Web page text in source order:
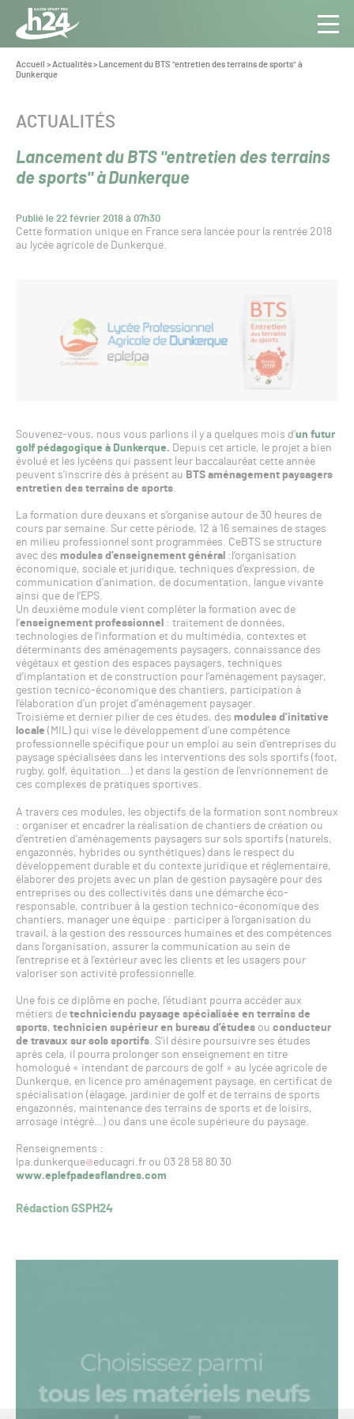
Panneau de gestion des cookies
Aller au contenu
Toute
l’info
du Gazon
Vous
êtes
Accueil >Actualités>
Lancement du BTS "entretien des terrains de sports" à
Dunkerque
Lancement du BTS "entretien des terrains
de sports" à Dunkerque
Publié le 22 février 2018 à 07h30
CATÉGORIE :
ACTUALITÉS
Cette formation unique en France sera lancée pour la rentrée 2018
au lycée agricole de Dunkerque.
Souvenez-vous, nous vous parlions il y a quelques mois d’un futur
golf pédagogique à Dunkerque. Depuis cet article, le projet a bien
évolué et les lycéens qui passent leur baccalauréat cette année
peuvent s’inscrire dès à présent au BTS aménagement paysagers
entretien des terrains de sports.
La formation dure deuxans et s’organise autour de 30 heures de
cours par semaine. Sur cette période, 12 à 16 semaines de stages
en milieu professionnel sont programmées. CeBTS se structure
avec des modules d’enseignement général :l’organisation
économique, sociale et juridique, techniques d’expression, de
communication d’animation, de documentation, langue vivante
ainsi que de l’EPS.
Un deuxième module vient complèter la formation avec de
l’enseignement professionnel : traitement de données,
technologies de l’information et du multimédia, contextes et
déterminants des aménagements paysagers, connaissance des
végétaux et gestion des espaces paysagers, techniques
d’implantation et de construction pour l’aménagement paysager,
gestion tecnico-économique des chantiers, participation à
l’élaboration d’un projet d’aménagement paysager.
Troisième et dernier pilier de ces études, des modules d’initative
locale (MIL) qui vise le développement d’une compétence
professionnelle spécifique pour un emploi au sein d’entreprises du
paysage spécialisées dans les interventions des sols sportifs (foot,
rugby, golf, équitation…) et dans la gestion de l’envrionnement de
ces complexes de pratiques sportives.
A travers ces modules, les objectifs de la formation sont nombreux
: organiser et encadrer la réalisation de chantiers de création ou
d’entretien d’aménagements paysagers sur sols sportifs (naturels,
engazonnés, hybrides ou synthétiques) dans le respect du
développement durable et du contexte juridique et réglementaire,
élaborer des projets avec un plan de gestion paysagère pour des
entreprises ou des collectivités dans une démarche éco-
responsable, contribuer à la gestion technico-économique des
chantiers, manager une équipe : participer à l’organisation du
travail, à la gestion des ressources humaines et des compétences
dans l’organisation, assurer la communication au sein de
l’entreprise et à l’extérieur avec les clients et les usagers pour
valoriser son activité professionnelle.
Une fois ce diplôme en poche, l’étudiant pourra accéder aux
métiers de techniciendu paysage spécialisée en terrains de
sports, technicien supérieur en bureau d’études ou conducteur
de travaux sur sols sportifs. S’il désire poursuivre ses études
après cela, il pourra prolonger son enseignement en titre
homologué « intendant de parcours de golf » au lycée agricole de
Dunkerque, en licence pro aménagement paysage, en certificat de
spécialisation (élagage, jardinier de golf et de terrains de sports
engazonnés, maintenance des terrains de sports et de loisirs,
arrosage intégré…) ou dans une école supérieure du paysage.
Renseignements :
lpa.dunkerque
educagri.fr ou 03 28 58 80 30
www.eplefpadesflandres.com
Rédaction GSPH24